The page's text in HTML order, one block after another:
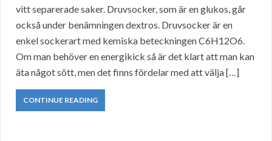
vitt separerade saker. Druvsocker, som är en glukos, går
också under benämningen dextros. Druvsocker är en
enkel sockerart med kemiska beteckningen C6H12O6.
Om man behöver en energikick så är det klart att man kan
äta något sött, men det finns fördelar med att välja […]
CONTINUE READING